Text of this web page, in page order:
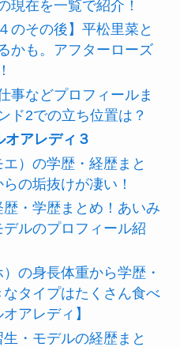
現在を一覧で紹介！
のその後】平松里菜と
かも。アフターローズ
事などプロフィールま
ド2での立ち位置は？
オアレディ３
）の学歴・経歴まと
の垢抜けが凄い！
・学歴まとめ！あいみ
デルのプロフィール紹
の身長体重から学歴・
タイプはたくさん食べ
アレディ】
・モデルの経歴まと